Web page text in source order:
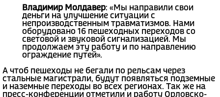
Владимир Молдавер: «Мы направили свои
деньги на улучшение ситуации с
непроизводственным травматизмов. Нами
оборудовано 16 пешеходных переходов со
световой и звуковой сигнализацией. Мы
продолжаем эту работу и по направлению
ограждение путей».
А чтоб пешеходы не бегали по рельсам через
стальные магистрали, будут появляться подземные
и наземные переходы во всех регионах. Так же на
пресс-конференции отметили и работу Орловско-